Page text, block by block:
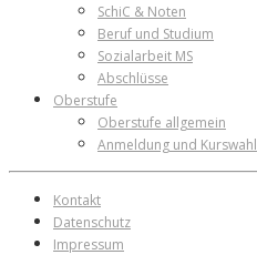
SchiC & Noten
Beruf und Studium
Sozialarbeit MS
Abschlüsse
Oberstufe
Oberstufe allgemein
Anmeldung und Kurswahl
Kontakt
Datenschutz
Impressum